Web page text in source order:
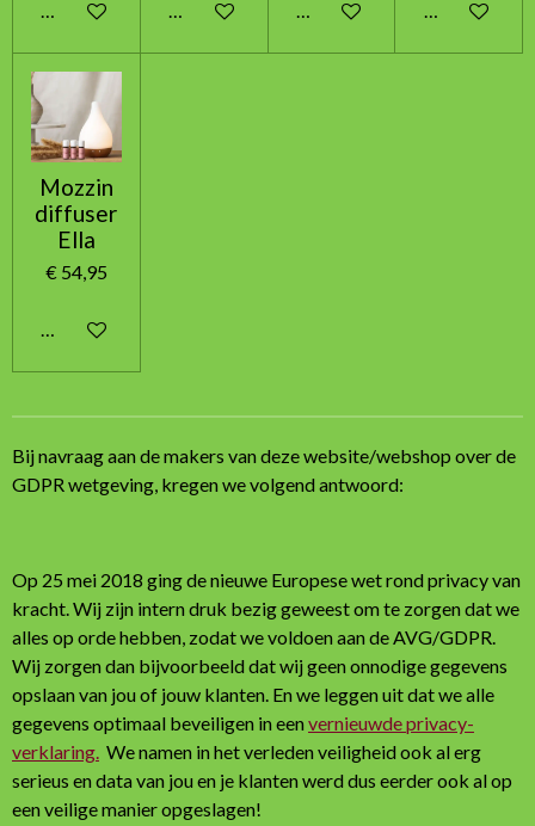
In winkelwagen In winkelwagen In winkelwagen In
Mozzin
diffuser
Ella
€ 54,95
In winkelwagen
Bij navraag aan de makers van deze website/webshop over de
GDPR wetgeving, kregen we volgend antwoord:
Op 25 mei 2018 ging de nieuwe Europese wet rond privacy van
kracht. Wij zijn intern druk bezig geweest om te zorgen dat we
alles op orde hebben, zodat we voldoen aan de AVG/GDPR.
Wij zorgen dan bijvoorbeeld dat wij geen onnodige gegevens
opslaan van jou of jouw klanten. En we leggen uit dat we alle
gegevens optimaal beveiligen in eenvernieuwde privacy-
verklaring. We namen in het verleden veiligheid ook al erg
serieus en data van jou en je klanten werd dus eerder ook al op
een veilige manier opgeslagen!